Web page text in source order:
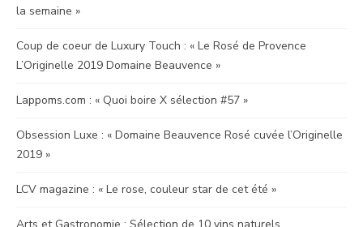
la semaine »
Coup de coeur de Luxury Touch : « Le Rosé de Provence
L’Originelle 2019 Domaine Beauvence »
Lappoms.com : « Quoi boire X sélection #57 »
Obsession Luxe : « Domaine Beauvence Rosé cuvée l’Originelle
2019 »
LCV magazine : « Le rose, couleur star de cet été »